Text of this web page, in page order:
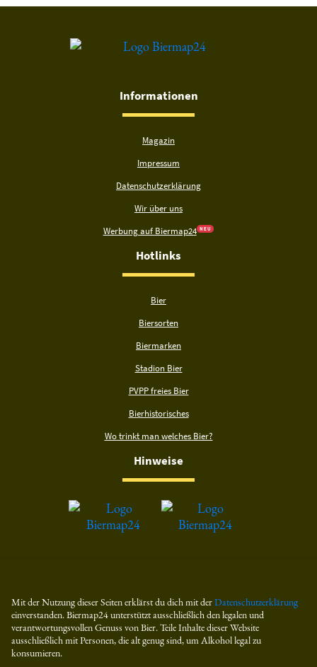
Informationen
Magazin
Impressum
Datenschutzerklärung
Wir über uns
Werbung auf Biermap24 N E U
Hotlinks
Bier
Biersorten
Biermarken
Stadion Bier
PVPP freies Bier
Bierhistorisches
Wo trinkt man welches Bier?
Hinweise
Mit der Nutzung dieser Seiten erklärst du dich mit derDatenschutzerklärung
einverstanden. Biermap24 unterstützt ausschließlich den legalen und
verantwortungsvollen Genuss von Bier. Teile Inhalte dieser Website
ausschließlich mit Personen, die alt genug sind, um Alkohol legal zu
konsumieren.